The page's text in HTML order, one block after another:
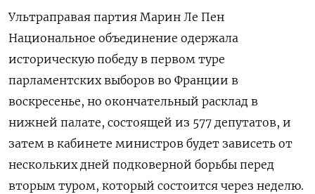
Ультраправая партия Марин Ле Пен
Национальное объединение одержала
историческую победу в первом туре
парламентских выборов во Франции в
воскресенье, но окончательный расклад в
нижней палате, состоящей из 577 депутатов, и
затем в кабинете министров будет зависеть от
нескольких дней подковерной борьбы перед
вторым туром, который состоится через неделю.